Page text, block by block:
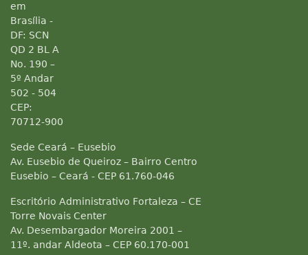
em
Brasília -
DF: SCN
QD 2 BL A
No. 190 –
5º Andar
502 - 504
CEP:
70712-900
Sede Ceará – Eusebio
Av. Eusebio de Queiroz – Bairro Centro
Eusebio – Ceará - CEP 61.760-046
Escritório Administrativo Fortaleza – CE
Torre Novais Center
Av. Desembargador Moreira 2001 –
11º. andar Aldeota – CEP 60.170-001